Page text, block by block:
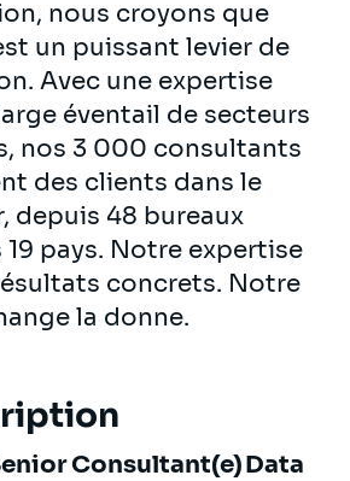
nous croyons que
un puissant levier de
Avec une expertise
éventail de secteurs
nos 3 000 consultants
des clients dans le
depuis 48 bureaux
pays. Notre expertise
concrets. Notre
la donne.
Consultant(e) Data